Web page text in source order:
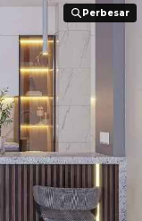
Perbesar
Perbesar